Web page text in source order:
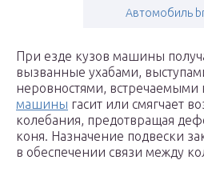
Автомобиль
При езде кузов машины
вызванные ухабами,
неровностями, встречаемыми
машины гасит или смягчает
колебания, предотвращая
коня. Назначение подвески
в обеспечении связи между